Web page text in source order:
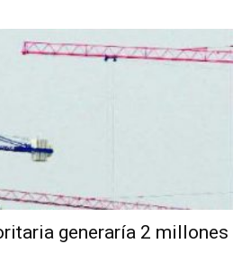
generaría 2 millones